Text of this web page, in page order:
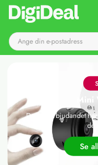
Till startsidan
Det här erbjudandet
Se